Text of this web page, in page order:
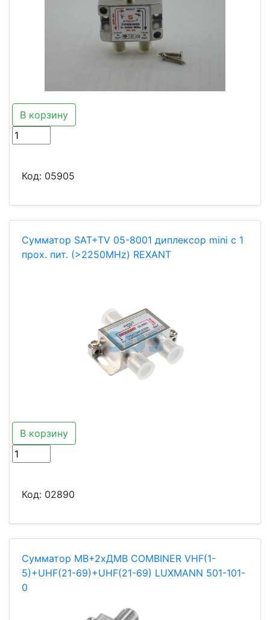
В корзину
Код: 05905
Сумматор SAT+TV 05-8001 диплексор mini с 1
прох. пит. (>2250MHz) REXANT
В корзину
Код: 02890
Сумматор МВ+2хДМВ СOMBINER VHF(1-
5)+UHF(21-69)+UHF(21-69) LUXMANN 501-101-
0